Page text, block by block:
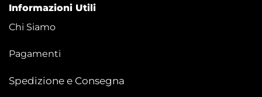
Informazioni Utili
Chi Siamo
Pagamenti
Spedizione e Consegna